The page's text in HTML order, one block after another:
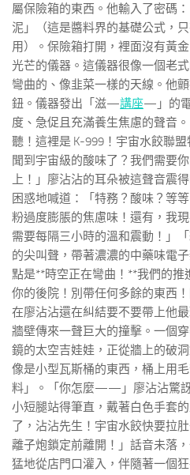
屬保險箱的東西。他輸入了密碼
泥」（這是醬料界的基礎公式，
用）。保險箱打開，裡面沒有黃
光芒的儀器。這儀器很像一個老
彎曲的、像韭菜一樣的天線。他
鈕。儀器發出「滋—講座—」的
度、急促且充滿養生焦慮的聲音
聽！這裡是 K-999！宇宙水餃聯
聞到宇宙級的酸味了？我們需要
上！」廖沾沾的耳朵被這聲音震
困惑地喊道：「特務？酸味？等
粉過度膨脹的焦慮味！還有，我
需要每隔三小時的溫和震動！」
的尖叫聲，帶著濃濃的中藥味電
點是**時空正在彎曲！**我們的推
你的後院！別帶任何多餘的東
在廖沾沾還在糾結要不要帶上他
牆壁傳來一聲巨大的撞擊。一個
鏡的太空吉娃娃，正從牆上的破
像是小型瓦斯桶的東西，桶上用
料」。「你怎麼——」廖沾沾驚
小短腿站得筆直，戴著白色手套
了，沾沾先生！宇宙水餃快要拉
離子炮鎖定前離開！」話音未落
猛地從店門口灌入，伴隨著一個